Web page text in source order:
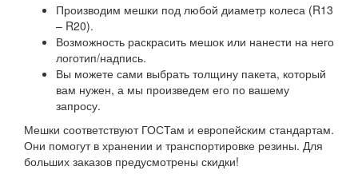
Производим мешки под любой диаметр колеса (R13
– R20).
Возможность раскрасить мешок или нанести на него
логотип/надпись.
Вы можете сами выбрать толщину пакета, который
вам нужен, а мы произведем его по вашему
запросу.
Мешки соответствуют ГОСТам и европейским стандартам.
Они помогут в хранении и транспортировке резины. Для
больших заказов предусмотрены скидки!